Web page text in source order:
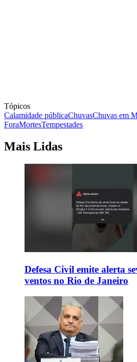
Tópicos
Calamidade públicaChuvasChuvas em
ForaMortesTempestades
Mais Lidas
Defesa Civil emite alerta
ventos no Rio de Janeiro